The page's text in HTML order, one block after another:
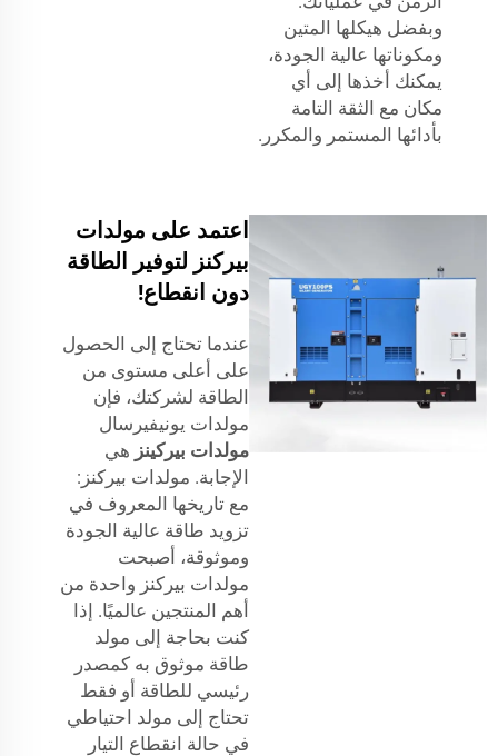
وبفضل هيكلها المتين
ومكوناتها عالية الجودة،
يمكنك أخذها إلى أي
مكان مع الثقة التامة
بأدائها المستمر والمكرر.
اعتمد على مولدات
بيركنز لتوفير الطاقة
دون انقطاع!
عندما تحتاج إلى الحصول
على أعلى مستوى من
الطاقة لشركتك، فإن
مولدات يونيفيرسال
مولدات بيركينز هي
الإجابة. مولدات بيركنز:
مع تاريخها المعروف في
تزويد طاقة عالية الجودة
وموثوقة، أصبحت
مولدات بيركنز واحدة من
أهم المنتجين عالميًا. إذا
كنت بحاجة إلى مولد
طاقة موثوق به كمصدر
رئيسي للطاقة أو فقط
تحتاج إلى مولد احتياطي
في حالة انقطاع التيار